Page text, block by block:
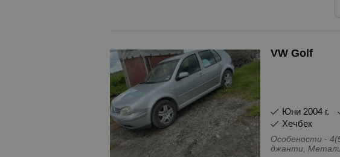
VW Golf
юни 2004 г.
Хечбек
Особености -
джанти,